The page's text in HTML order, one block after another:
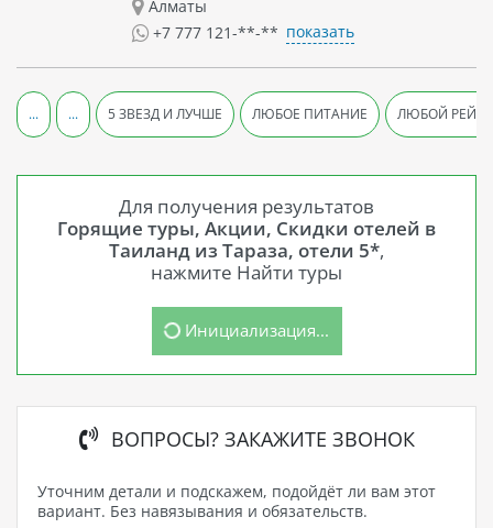
Для получения результатов
Горящие туры, Акции, Скидки отелей в
Таиланд из Тараза, отели 5*,
нажмите Найти туры
Инициализация...
ВОПРОСЫ? ЗАКАЖИТЕ ЗВОНОК
Уточним детали и подскажем, подойдёт ли вам этот
вариант. Без навязывания и обязательств.
Алматы
+7 777 121-**-** показать
... ... 5 ЗВЕЗД И ЛУЧШЕ ЛЮБОЕ ПИТАНИЕ ЛЮБОЙ